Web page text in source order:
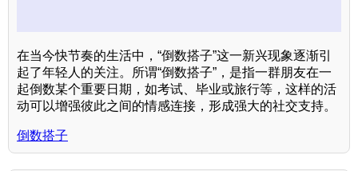
在当今快节奏的生活中，“倒数搭子”这一新兴现象逐渐引
起了年轻人的关注。所谓“倒数搭子”，是指一群朋友在一
起倒数某个重要日期，如考试、毕业或旅行等，这样的活
动可以增强彼此之间的情感连接，形成强大的社交支持。
倒数搭子